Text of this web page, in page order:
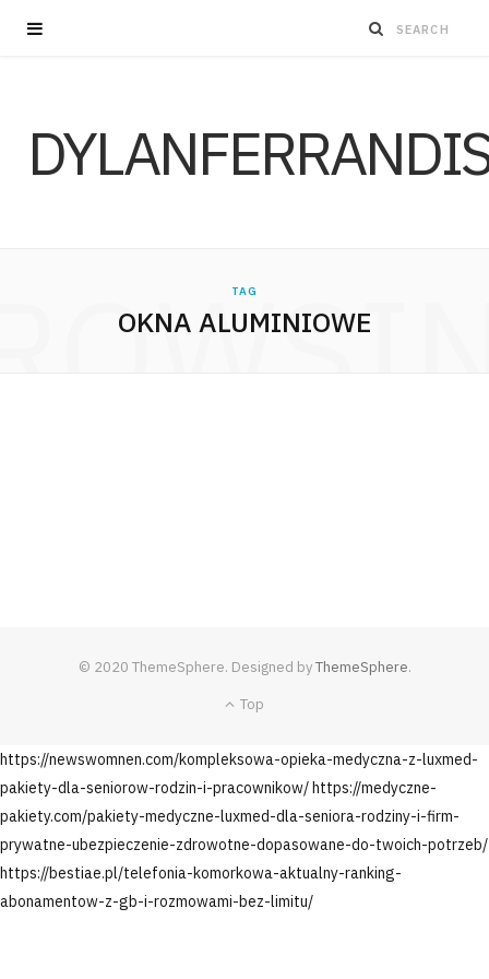
TAG
OKNA ALUMINIOWE
© 2020 ThemeSphere. Designed byThemeSphere.
Top
https://newswomnen.com/kompleksowa-opieka-medyczna-z-luxmed-
pakiety-dla-seniorow-rodzin-i-pracownikow/https://medyczne-
pakiety.com/pakiety-medyczne-luxmed-dla-seniora-rodziny-i-firm-
prywatne-ubezpieczenie-zdrowotne-dopasowane-do-twoich-potrzeb/
https://bestiae.pl/telefonia-komorkowa-aktualny-ranking-
abonamentow-z-gb-i-rozmowami-bez-limitu/